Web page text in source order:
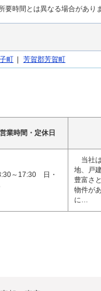
時間とは異なる場合があり
町 | 芳賀郡芳賀町
営業時間・定休日
～17:30 日・
当社
地、戸
豊富さ
物件が
に…